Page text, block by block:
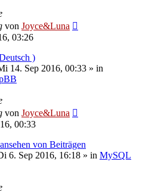
von Joyce&Luna
03:26
)
14. Sep 2016, 00:33 » in
von Joyce&Luna
00:33
von Beiträgen
6. Sep 2016, 16:18 » in MySQL